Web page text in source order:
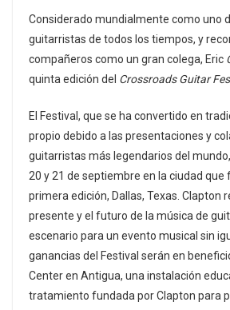
Considerado mundialmente como uno
guitarristas de todos los tiempos, y
compañeros como un gran colega, Eric
quinta edición del Crossroads Guitar
El Festival, que se ha convertido en
propio debido a las presentaciones y
guitarristas más legendarios del
20 y 21 de septiembre en la ciudad que
primera edición, Dallas, Texas. Clapton
presente y el futuro de la música de
escenario para un evento musical sin
ganancias del Festival serán en
Center en Antigua, una instalación
tratamiento fundada por Clapton para